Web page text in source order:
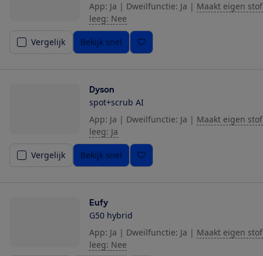
App: Ja | Dweilfunctie: Ja | Maakt eigen
leeg: Nee
Vergelijk Bekijk snel
Dyson
spot+scrub AI
App: Ja | Dweilfunctie: Ja | Maakt eigen
leeg: Ja
Vergelijk Bekijk snel
Eufy
G50 hybrid
App: Ja | Dweilfunctie: Ja | Maakt eigen
leeg: Nee